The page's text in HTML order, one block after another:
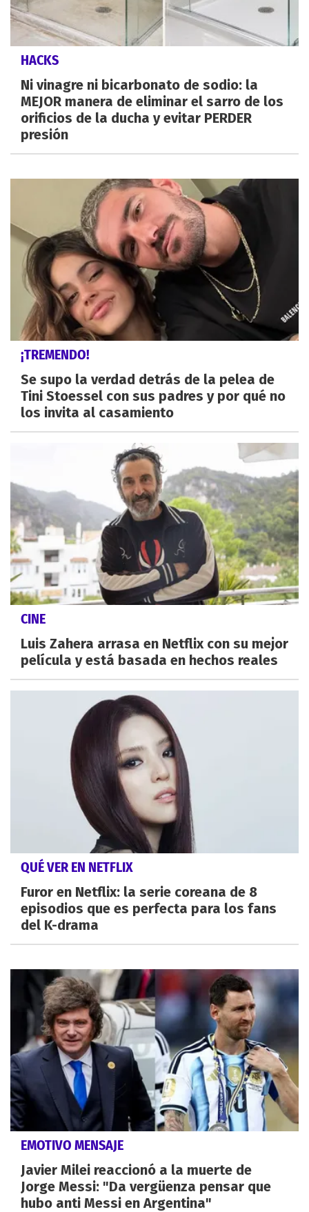
HACKS
Ni vinagre ni bicarbonato de sodio: la
MEJOR manera de eliminar el sarro de los
orificios de la ducha y evitar PERDER
presión
¡TREMENDO!
Se supo la verdad detrás de la pelea de
Tini Stoessel con sus padres y por qué no
los invita al casamiento
CINE
Luis Zahera arrasa en Netflix con su mejor
película y está basada en hechos reales
QUÉ VER EN NETFLIX
Furor en Netflix: la serie coreana de 8
episodios que es perfecta para los fans
del K-drama
EMOTIVO MENSAJE
Javier Milei reaccionó a la muerte de
Jorge Messi: "Da vergüenza pensar que
hubo anti Messi en Argentina"